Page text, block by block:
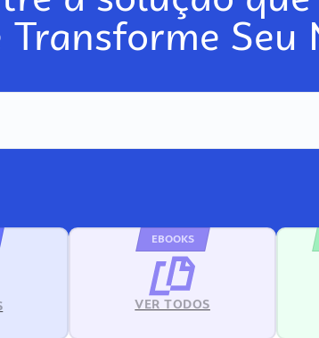
Transforme Seu
EBOOKS
VER TODOS